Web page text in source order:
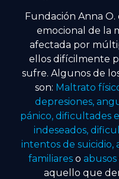
Fundación Anna O.
emocional de la
afectada por
ellos difícilmente
sufre. Algunos de
son: Maltrato
depresiones,
pánico, dificultades
indeseados,
intentos de suicidio,
familiareso abusos
aquello que